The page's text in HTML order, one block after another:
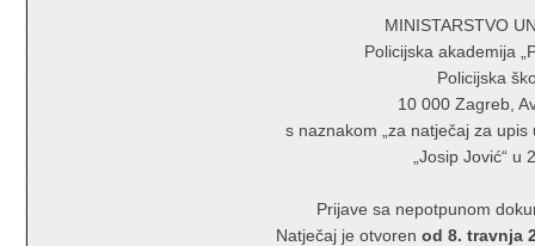
MINISTARSTVO
Policijska akademija
Policijska
10 000 Zagreb,
s naznakom „za natječaj za
„Josip Jović“ u
Prijave sa nepotpunom
Natječaj je otvorenod 8. travnja